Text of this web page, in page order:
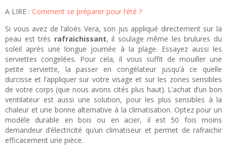
A LIRE : Comment se préparer pour l’été ?
Si vous avez de l’aloès Vera, son jus appliqué directement sur la
peau est très rafraichissant, il soulage même les brulures du
soleil après une longue journée à la plage. Essayez aussi les
serviettes congelées. Pour cela, il vous suffit de mouiller une
petite serviette, la passer en congélateur jusqu’à ce quelle
durcisse et l’appliquer sur votre visage et sur les zones sensibles
de votre corps (que nous avons cités plus haut). L’achat d’un bon
ventilateur est aussi une solution, pour les plus sensibles à la
chaleur et une bonne alternative à la climatisation. Optez pour un
modèle durable en bois ou en acier, il est 50 fois moins
demandeur d’électricité qu’un climatiseur et permet de rafraichir
efficacement une pièce.